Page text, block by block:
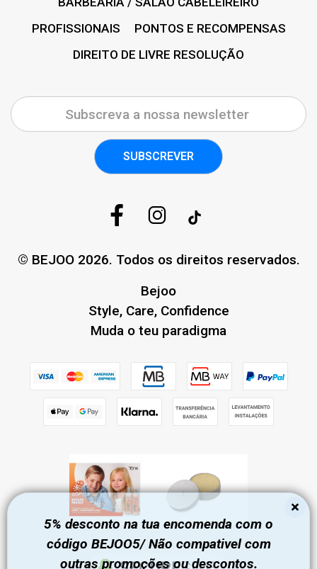
PROFISSIONAIS
PONTOS E RECOMPENSAS
DIREITO DE LIVRE RESOLUÇÃO
SUBSCREVER
© BEJOO 2026. Todos os direitos reservados.
Bejoo
Style, Care, Confidence
Muda o teu paradigma
×
5% desconto na tua encomenda com o
código BEJOO5/ Não compativel com
outras promoções ou descontos.